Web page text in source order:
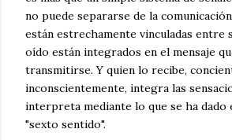
no puede separarse de la
están estrechamente vinculadas entre
oído están integrados en el mensaje
transmitirse. Y quien lo recibe,
inconscientemente, integra las
interpreta mediante lo que se ha dado
"sexto sentido".